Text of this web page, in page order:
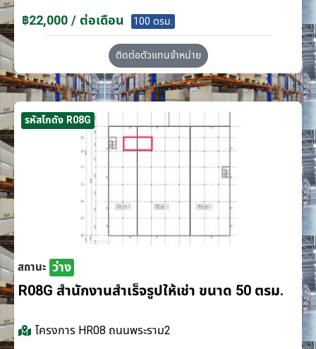
฿22,000 / ต่อเดือน 100 ตรม.
ติดต่อตัวแทนจำหน่าย
รหัสโกดัง R08G
สถานะ ว่าง
R08G สำนักงานสำเร็จรูปให้เช่า ขนาด 50 ตรม.
โครงการ HR08 ถนนพระราม2